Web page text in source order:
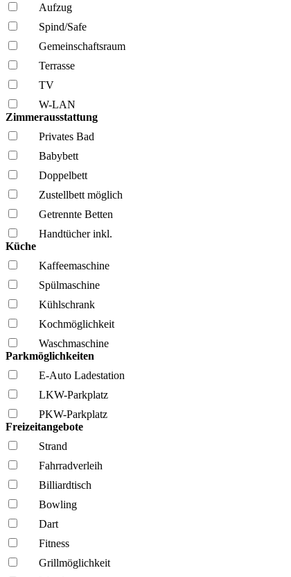
Aufzug
Spind/Safe
Gemeinschafts­raum
Terrasse
TV
W-LAN
Zimmerausstattung
Privates Bad
Babybett
Doppelbett
Zustellbett möglich
Getrennte Betten
Handtücher inkl.
Küche
Kaffee­maschine
Spül­maschine
Kühl­schrank
Kochmöglich­keit
Wasch­maschine
Parkmöglichkeiten
E-Auto Ladestation
LKW-Parkplatz
PKW-Parkplatz
Freizeitangebote
Strand
Fahrrad­verleih
Billiardtisch
Bowling
Dart
Fitness
Grillmöglich­keit